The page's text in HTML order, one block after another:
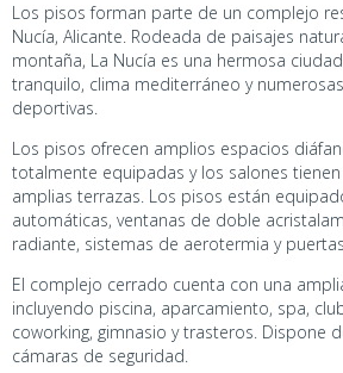
Los pisos forman parte de un complejo
Nucía, Alicante. Rodeada de paisajes
montaña, La Nucía es una hermosa
tranquilo, clima mediterráneo y
deportivas.
Los pisos ofrecen amplios espacios
totalmente equipadas y los salones
amplias terrazas. Los pisos están
automáticas, ventanas de doble
radiante, sistemas de aerotermia y
El complejo cerrado cuenta con una
incluyendo piscina, aparcamiento, spa,
coworking, gimnasio y trasteros. Dispone
cámaras de seguridad.